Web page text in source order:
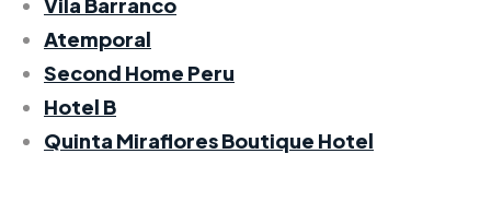
Vila Barranco
Atemporal
Second Home Peru
Hotel B
Quinta Miraflores Boutique Hotel